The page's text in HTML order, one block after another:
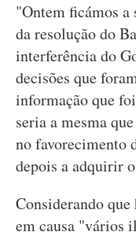
"Ontem ficámos a
da resolução do
interferência do
decisões que
informação que
seria a mesma
no favorecimento
depois a adquirir
Considerando
em causa "vários